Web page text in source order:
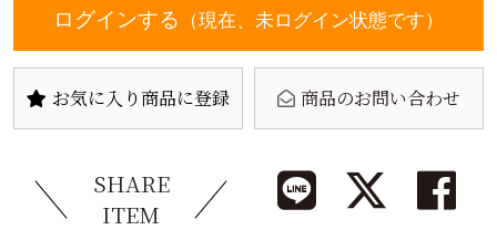
ログインする （現在、未ログイン状態です）
お気に入り商品に登録 商品のお問い合わせ
SHARE
ITEM